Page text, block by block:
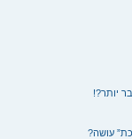
יותר?!
עושה?